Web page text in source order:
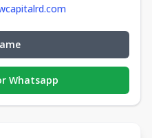
Whatsapp